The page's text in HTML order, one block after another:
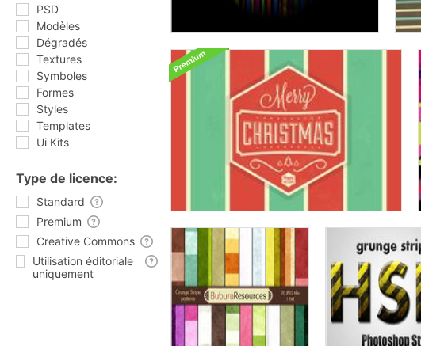
PSD
Modèles
Dégradés
Textures
Symboles
Formes
Styles
Templates
Ui Kits
Type de licence:
Standard
Premium
Creative Commons
Utilisation éditoriale
uniquement